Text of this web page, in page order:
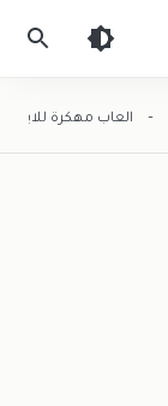
- العاب مهكرة للايفون